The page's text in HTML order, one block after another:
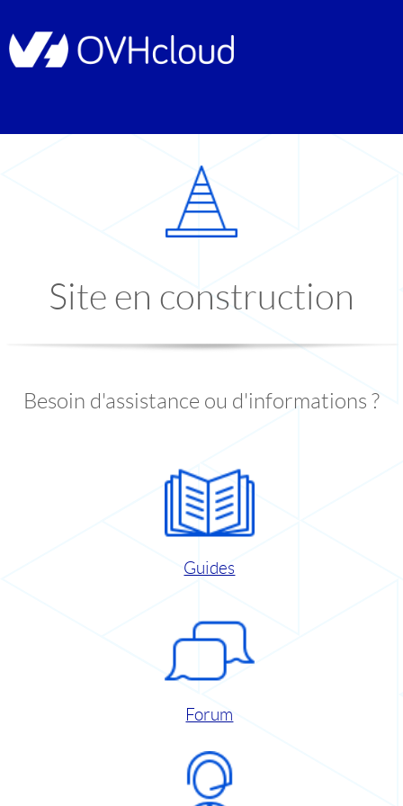
Site en construction
Besoin d'assistance ou d'informations ?
Guides
Forum